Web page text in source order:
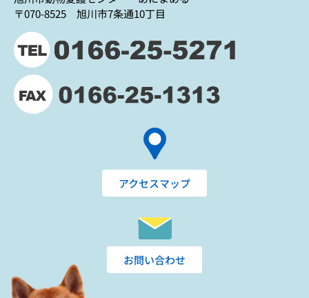
〒070-8525 旭川市7条通10丁目
アクセスマップ
お問い合わせ